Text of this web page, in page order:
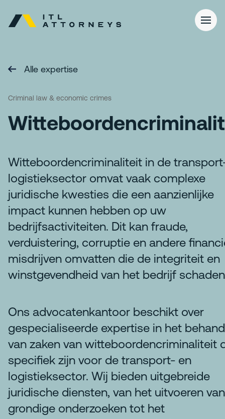
Alle expertise
Criminal law & economic crimes
Witteboordencriminaliteit in de
logistieksector omvat vaak complexe
juridische kwesties die een aanzienlijke
impact kunnen hebben op uw
bedrijfsactiviteiten. Dit kan fraude,
verduistering, corruptie en andere
misdrijven omvatten die de integriteit en
winstgevendheid van het bedrijf
Ons advocatenkantoor beschikt over
gespecialiseerde expertise in het
van zaken van witteboordencriminaliteit
specifiek zijn voor de transport- en
logistieksector. Wij bieden uitgebreide
juridische diensten, van het uitvoeren van
grondige onderzoeken tot het